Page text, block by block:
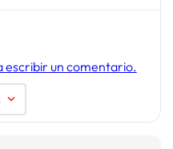
escribir un comentario.